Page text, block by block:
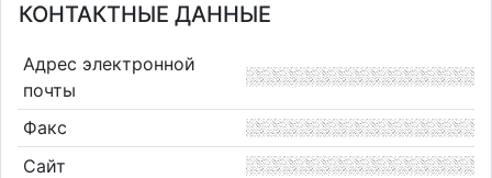
КОНТАКТНЫЕ ДАННЫЕ
Адрес электронной
почты
Факс
Сайт